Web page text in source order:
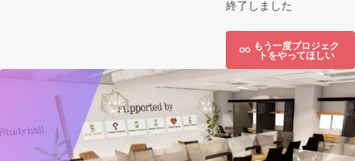
終了しました
もう一度プロジェク
トをやってほしい